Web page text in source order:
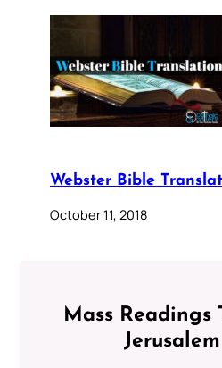
Webster Bible
October 11, 2018
Mass Readings